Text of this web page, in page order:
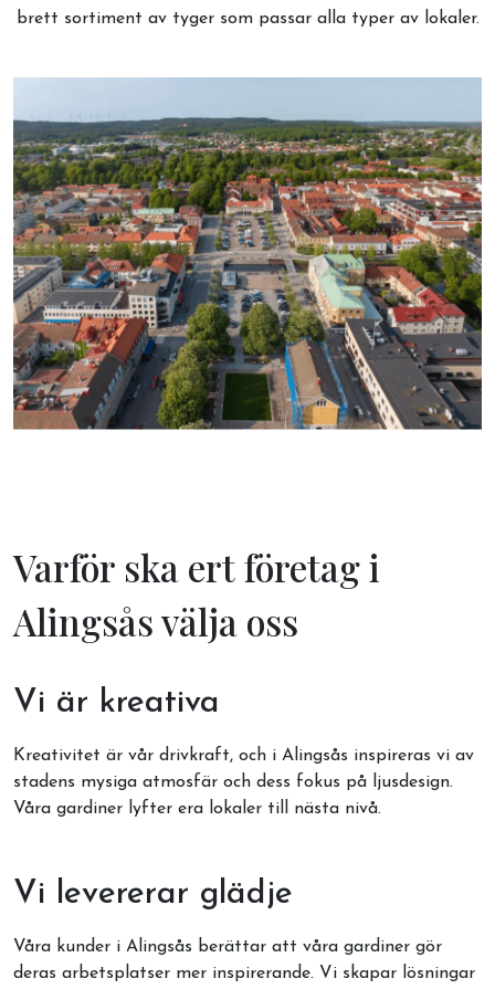
brett sortiment av tyger som passar alla typer av lokaler.
Varför ska ert företag i
Alingsås välja oss
Vi är kreativa
Kreativitet är vår drivkraft, och i Alingsås inspireras vi av
stadens mysiga atmosfär och dess fokus på ljusdesign.
Våra gardiner lyfter era lokaler till nästa nivå.
Vi levererar glädje
Våra kunder i Alingsås berättar att våra gardiner gör
deras arbetsplatser mer inspirerande. Vi skapar lösningar